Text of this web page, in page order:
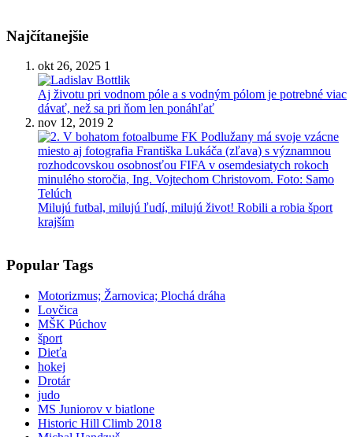
Najčítanejšie
okt 26, 2025 1
Aj životu pri vodnom póle a s vodným pólom je potrebné viac
dávať, než sa pri ňom len ponáhľať
nov 12, 2019 2
Milujú futbal, milujú ľudí, milujú život! Robili a robia šport
krajším
Popular Tags
Motorizmus; Žarnovica; Plochá dráha
Lovčica
MŠK Púchov
šport
Dieťa
hokej
Drotár
judo
MS Juniorov v biatlone
Historic Hill Climb 2018